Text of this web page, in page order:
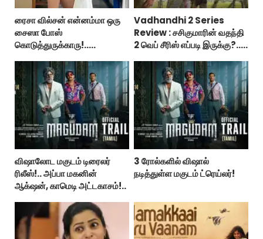
ரைசா வில்சன் என்னம்மா ஒரு
சைஸா போஸ்
கொடுத்துருக்காரு!..
Vadhandhi 2 Series
Review : சசிகுமாரின் வதந்தி
2 வெப் சீரிஸ் எப்படி இருக்கு?...
விஷாலோட மகுடம் டிரைலர்
ரிலீஸ்!.. அப்பா மகனின்
ஆக்‌ஷன், காமெடி அட்டகாசம்!..
3 ரோல்களில் விஷால்
நடித்துள்ள மகுடம் ட்ரெய்லர்!